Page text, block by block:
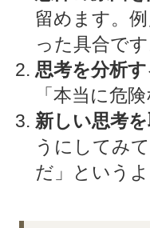
留めます。
った具合です
思考を分析
「本当に危
新しい思考
うにしてみ
だ」という